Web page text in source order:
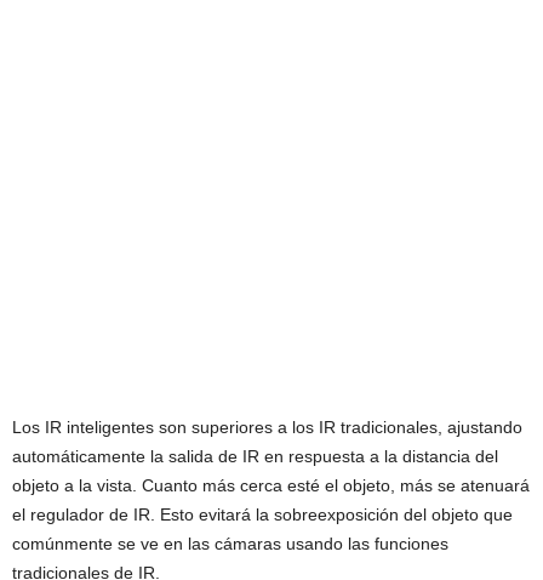
Los IR inteligentes son superiores a los IR tradicionales, ajustando
automáticamente la salida de IR en respuesta a la distancia del
objeto a la vista. Cuanto más cerca esté el objeto, más se atenuará
el regulador de IR. Esto evitará la sobreexposición del objeto que
comúnmente se ve en las cámaras usando las funciones
tradicionales de IR.